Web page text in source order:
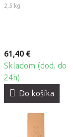
prírodného
2,5 kg
61,40 €
Skladom (dod. do
24h)
Do košíka